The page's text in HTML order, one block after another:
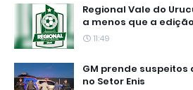
Regional Vale do
a menos que a
11:49
GM prende
no Setor Enis